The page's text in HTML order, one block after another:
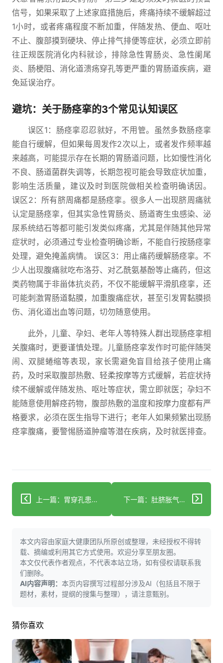
信号，如果采取了上述家庭措施后，疼痛持续不缓解超过
1小时，或者疼痛程度不断加重，伴随发热、便血、呕吐
不止、腹部摸到硬块、停止排气排便等症状，必须立即前
往正规医院消化内科就诊，排除急性胃肠炎、急性阑尾
炎、肠梗阻、消化道溃疡穿孔等更严重的胃肠道疾病，避
免延误治疗。
避坑：关于肠痉挛的3个常见认知误区
误区1：肠痉挛忍忍就好，不用管。虽然多数肠痉挛
能自行缓解，但如果每周发作2次以上，或者发作频率越
来越高，可能提示存在长期的胃肠道问题，比如慢性消化
不良、肠道菌群失调等，长期忽视可能会导致症状加重，
影响生活质量，建议及时到医院做相关检查明确诱因。
误区2：所有脐周痛都是肠痉挛。很多人一出现脐周痛就
认定是肠痉挛，但其实急性胃肠炎、肠道寄生虫感染、泌
尿系统结石等都可能引发类似疼痛，尤其是伴随其他异常
症状时，必须通过专业检查明确诊断，不能自行按肠痉挛
处理，避免掩盖病情。 误区3：用止痛药缓解肠痉挛。不
少人出现腹痛就吃布洛芬、对乙酰氨基酚等止痛药，但这
类药物属于非甾体抗炎药，不仅不能缓解平滑肌痉挛，还
可能刺激胃肠道黏膜，加重腹痛症状，甚至引发胃黏膜损
伤、消化道出血等问题，切勿随意使用。
此外，儿童、孕妇、老年人等特殊人群出现肠痉挛相
关腹痛时，更要谨慎处理。儿童肠痉挛发作时可能伴随哭
闹、双腿蜷缩等表现，家长需避免盲目给孩子使用止痛
药，及时采取腹部热敷、轻柔按摩等方式缓解，若症状持
续不缓解或伴随发热、呕吐等症状，需立即就医；孕妇不
能随意使用解痉药物，腹部热敷的温度和按摩力度都有严
格要求，必须在医生指导下进行；老年人如果频繁出现肠
痉挛腹痛，要警惕肠道肿瘤等潜在疾病，及时就医排查。
上一篇：胃穿孔患者科学保养指南：护胃防复发 下一篇：肚脐胀气屁多？根源多在消化不良，这样调更有效
本文内容由家庭大健康团队所原创或整理，未经授权不得转
载、摘编或利用其它方式使用。欢迎分享至朋友圈。
本文仅代表作者观点，不代表本站立场，如有侵权请联系我
们删除。
AI内容声明： 本页内容撰写过程部分涉及AI（包括且不限于
题材，素材，提纲的搜集与整理），请注意甄别。
猜你喜欢